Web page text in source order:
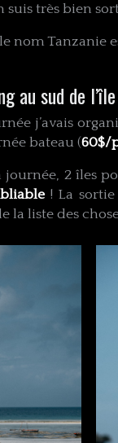
suis très bien
nom Tanzanie
au sud de l’île
j’avais
bateau (60$/
journée, 2 îles
! La sortie
la liste des